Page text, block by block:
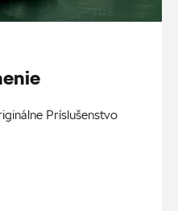
Príslušenstvo